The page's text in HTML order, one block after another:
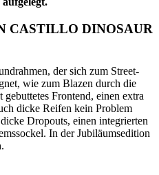
CASTILLO DINOSAUR
der sich zum Street-
wie zum Blazen durch die
Frontend, einen extra
dicke Reifen kein Problem
Dropouts, einen integrierten
In der Jubiläumsedition